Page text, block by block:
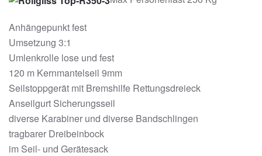
Anhängepunkt fest
Umsetzung 3:1
Umlenkrolle lose und fest
120 m Kernmantelseil 9mm
Seilstoppgerät mit Bremshilfe Rettungsdreieck
Anseilgurt Sicherungsseil
diverse Karabiner und diverse Bandschlingen
tragbarer Dreibeinbock
im Seil- und Gerätesack